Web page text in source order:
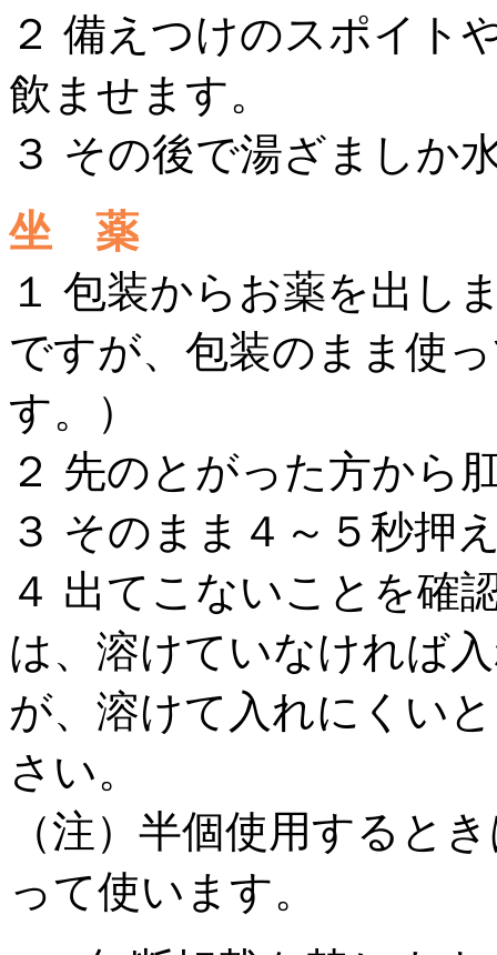
２ 備えつけのスポイト
飲ませます。
３ その後で湯ざましか
坐 薬
１ 包装からお薬を出し
ですが、包装のまま使
す。）
２ 先のとがった方から
３ そのまま４～５秒押
４ 出てこないことを確
は、溶けていなければ
が、溶けて入れにくい
さい。
（注）半個使用すると
って使います。